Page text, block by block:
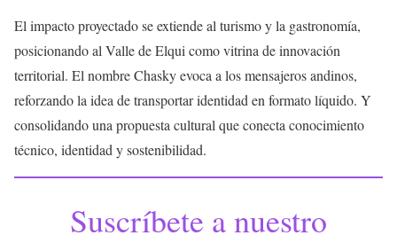
El impacto proyectado se extiende al turismo y la gastronomía,
posicionando al Valle de Elqui como vitrina de innovación
territorial. El nombre Chasky evoca a los mensajeros andinos,
reforzando la idea de transportar identidad en formato líquido. Y
consolidando una propuesta cultural que conecta conocimiento
técnico, identidad y sostenibilidad.
Suscríbete a nuestro